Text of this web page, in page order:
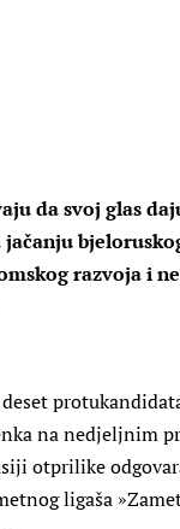
da svoj glas
razvoja i
deset
na nedjeljnim
otprilike
ligaša